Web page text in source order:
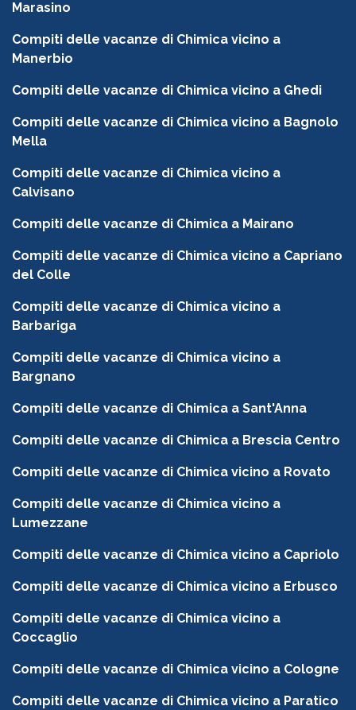
Marasino
Compiti delle vacanze di Chimica vicino a
Manerbio
Compiti delle vacanze di Chimica vicino a Ghedi
Compiti delle vacanze di Chimica vicino a Bagnolo
Mella
Compiti delle vacanze di Chimica vicino a
Calvisano
Compiti delle vacanze di Chimica a Mairano
Compiti delle vacanze di Chimica vicino a Capriano
del Colle
Compiti delle vacanze di Chimica vicino a
Barbariga
Compiti delle vacanze di Chimica vicino a
Bargnano
Compiti delle vacanze di Chimica a Sant'Anna
Compiti delle vacanze di Chimica a Brescia Centro
Compiti delle vacanze di Chimica vicino a Rovato
Compiti delle vacanze di Chimica vicino a
Lumezzane
Compiti delle vacanze di Chimica vicino a Capriolo
Compiti delle vacanze di Chimica vicino a Erbusco
Compiti delle vacanze di Chimica vicino a
Coccaglio
Compiti delle vacanze di Chimica vicino a Cologne
Compiti delle vacanze di Chimica vicino a Paratico